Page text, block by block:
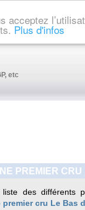
acceptez
Plus d'infos
etc
PREMIER
des différents
premier cru Le Bas